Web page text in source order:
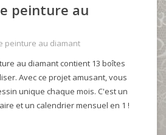
peinture au
peinture au diamant
au diamant contient 13 boîtes
Avec ce projet amusant, vous
unique chaque mois. C'est un
et un calendrier mensuel en 1 !